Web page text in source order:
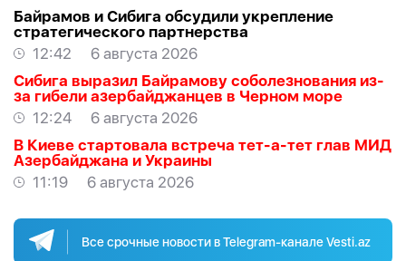
Байрамов и Сибига обсудили укрепление
стратегического партнерства
12:42
6 августа 2026
Сибига выразил Байрамову соболезнования из-
за гибели азербайджанцев в Черном море
12:24
6 августа 2026
В Киеве стартовала встреча тет-а-тет глав МИД
Азербайджана и Украины
11:19
6 августа 2026
Все срочные новости в Telegram-канале Vesti.az